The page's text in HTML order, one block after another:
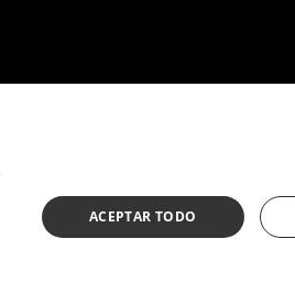
¿Necesitas ayuda?
ACEPTAR TODO